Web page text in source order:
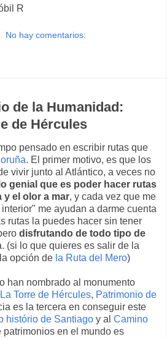
R
No hay comentarios:
de la Humanidad:
de Hércules
pensado en escribir rutas que
. El primer motivo, es que los
vivir junto al Atlántico, a veces no
lo genial que es poder hacer rutas
y el olor a mar, y cada vez que me
me ayudan a darme cuenta
rutas la puedes hacer sin tener
disfrutando de todo tipo de
(si lo que quieres es salir de la
opción de la Ruta del Mero)
han nombrado al monumento
La Torre de Hércules, Patrimonio de
es la tercera en conseguir este
histório de Santiago y al Camino
patrimonios en el mundo es